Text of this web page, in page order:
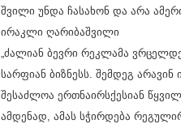
შვილი უნდა ჩასახონ და არა
ირაკლი ღარიბაშვილი
„ძალიან ბევრი რეკლამა
სარფიან ბიზნესს. შემდეგ
შესაძლოა ერთნაირსქესიან
ამდენად, ამას სჭირდება